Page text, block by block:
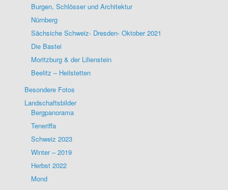
Burgen, Schlösser und Architektur
Nürnberg
Sächsiche Schweiz- Dresden- Oktober 2021
Die Bastei
Moritzburg & der Lilienstein
Beelitz – Heilstetten
Besondere Fotos
Landschaftsbilder
Bergpanorama
Teneriffa
Schweiz 2023
Winter – 2019
Herbst 2022
Mond